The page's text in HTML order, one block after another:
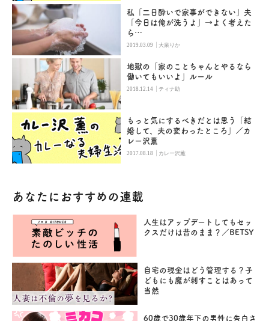
私「二日酔いで家事ができない」夫
「今日は俺が洗うよ」→よく考えた
ら…
2019.03.09 |大泉りか
地獄の「家のことちゃんとやるなら
働いてもいいよ」ルール
2018.12.14 |ティナ助
もっと気にするべきだとは思う「結
婚して、夫の変わったところ」／カ
レー沢薫
2017.08.18 | カレー沢薫
あなたにおすすめの連載
人生はアップデートしてもセッ
クスだけは昔のまま？／BETSY
自宅の現金はどう管理する？子
どもにも魔が刺すことはあって
当然
60歳で30歳年下の男性に告白さ